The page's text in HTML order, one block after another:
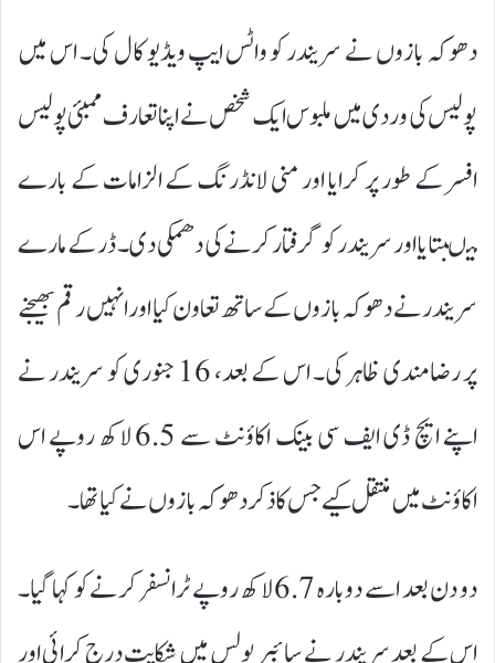
دھوکہ بازوں نے سریندر کو واٹس ایپ ویڈیو کال کی۔ اس میں
پولیس کی وردی میں ملبوس ایک شخص نے اپنا تعارف ممبئی پولیس
افسر کے طور پر کرایا اور منی لانڈرنگ کے الزامات کے بارے
میںبتایا اور سریندر کو گرفتار کرنے کی دھمکی دی۔ ڈر کے مارے
سریندر نے دھوکہ بازوں کے ساتھ تعاون کیا اور انہیں رقم بھیجنے
پر رضامندی ظاہر کی۔ اس کے بعد، 16 جنوری کو سریندر نے
اپنے ایچ ڈی ایف سی بینک اکاؤنٹ سے 6.5 لاکھ روپے اس
اکاؤنٹ میں منتقل کیے جس کا ذکر دھوکہ بازوں نے کیا تھا۔
دو دن بعد اسے دوبارہ 6.7 لاکھ روپے ٹرانسفر کرنے کو کہا گیا۔
اس کے بعد سریندر نے سائبر پولس میں شکایت درج کرائی اور